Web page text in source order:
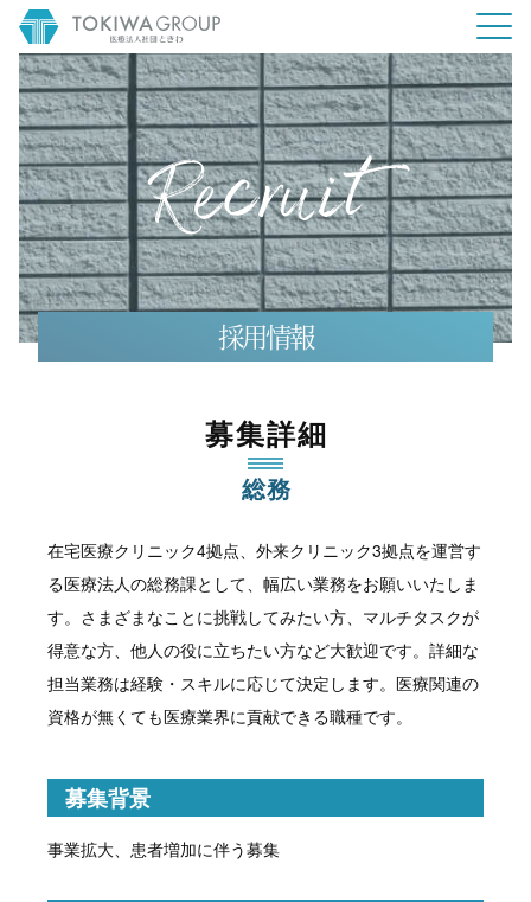
採用情報
募集詳細
総務
在宅医療クリニック4拠点、外来クリニック3拠点を運営す
る医療法人の総務課として、幅広い業務をお願いいたしま
す。さまざまなことに挑戦してみたい方、マルチタスクが
得意な方、他人の役に立ちたい方など大歓迎です。詳細な
担当業務は経験・スキルに応じて決定します。医療関連の
資格が無くても医療業界に貢献できる職種です。
募集背景
事業拡大、患者増加に伴う募集